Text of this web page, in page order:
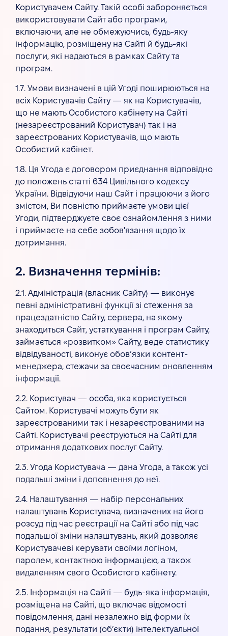
Користувачем Сайту. Такій особі забороняється
використовувати Сайт або програми,
включаючи, але не обмежуючись, будь-яку
інформацію, розміщену на Сайті й будь-які
послуги, які надаються в рамках Сайту та
програм.
1.7. Умови визначені в цій Угоді поширюються на
всіх Користувачів Сайту — як на Користувачів,
що не мають Особистого кабінету на Сайті
(незареєстрований Користувач) так і на
зареєстрованих Користувачів, що мають
Особистий кабінет.
1.8. Ця Угода є договором приєднання відповідно
до положень статті 634 Цивільного кодексу
України. Відвідуючи наш Сайт і працюючи з його
змістом, Ви повністю приймаєте умови цієї
Угоди, підтверджуєте своє ознайомлення з ними
і приймаєте на себе зобов'язання щодо їх
дотримання.
2. Визначення термінів:
2.1. Адміністрація (власник Сайту) — виконує
певні адміністративні функції зі стеження за
працездатністю Сайту, сервера, на якому
знаходиться Сайт, устаткування і програм Сайту,
займається «розвитком» Сайту, веде статистику
відвідуваності, виконує обов’язки контент-
менеджера, стежачи за своєчасним оновленням
інформації.
2.2. Користувач — особа, яка користується
Сайтом. Користувачі можуть бути як
зареєстрованими так і незареєстрованими на
Сайті. Користувачі реєструються на Сайті для
отримання додаткових послуг Сайту.
2.3. Угода Користувача — дана Угода, а також усі
подальші зміни і доповнення до неї.
2.4. Налаштування — набір персональних
налаштувань Користувача, визначених на його
розсуд під час реєстрації на Сайті або під час
подальшої зміни налаштувань, який дозволяє
Користувачеві керувати своїми логіном,
паролем, контактною інформацією, а також
видаленням свого Особистого кабінету.
2.5. Інформація на Сайті — будь-яка інформація,
розміщена на Сайті, що включає відомості
повідомлення, дані незалежно від форми їх
подання, результати (об’єкти) інтелектуальної